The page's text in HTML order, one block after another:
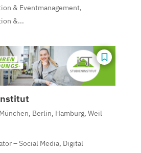
& Eventmanagement,
&...
Berlin, Hamburg, Weil
– Social Media, Digital